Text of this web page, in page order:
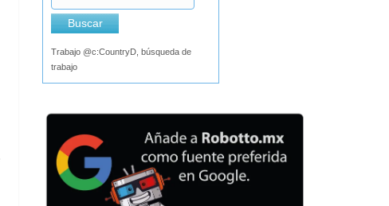
Buscar
Trabajo @c:CountryD, búsqueda de
trabajo